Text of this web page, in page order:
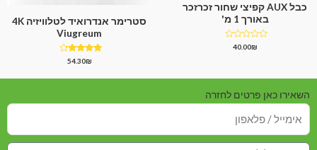
כבל AUX קפיצי שחור זכרזכר
באורך 1 מ'
דורג 40.00₪
סטרימר אנדרואיד לטלוויזיה 4K
Viugreum
דורג
54.30₪
השאירו כאן פרטים לחזרה